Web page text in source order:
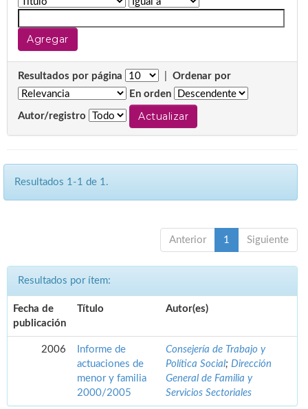
Resultados por página
Ordenar por
En orden
Autor/registro
Resultados 1-1 de 1.
Anterior 1 Siguiente
Resultados por ítem:
Fecha de
publicación
Título Autor(es)
2006
Informe de
actuaciones de
menor y familia
2000/2005
Consejería de Trabajo y
Política Social; Dirección
General de Familia y
Servicios Sectoriales